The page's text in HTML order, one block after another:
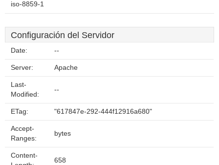
iso-8859-1
Configuración del Servidor
Date: --
Server: Apache
Last-
Modified:
--
ETag: "617847e-292-444f12916a680"
Accept-
Ranges:
bytes
Content-
658